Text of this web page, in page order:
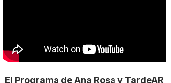
El Programa de Ana Rosa y TardeAR